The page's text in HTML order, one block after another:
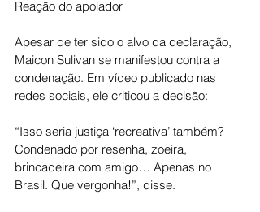
Reação do apoiador
Apesar de ter sido o alvo da declaração,
Maicon Sulivan se manifestou contra a
condenação. Em vídeo publicado nas
redes sociais, ele criticou a decisão:
“Isso seria justiça ‘recreativa’ também?
Condenado por resenha, zoeira,
brincadeira com amigo… Apenas no
Brasil. Que vergonha!”, disse.